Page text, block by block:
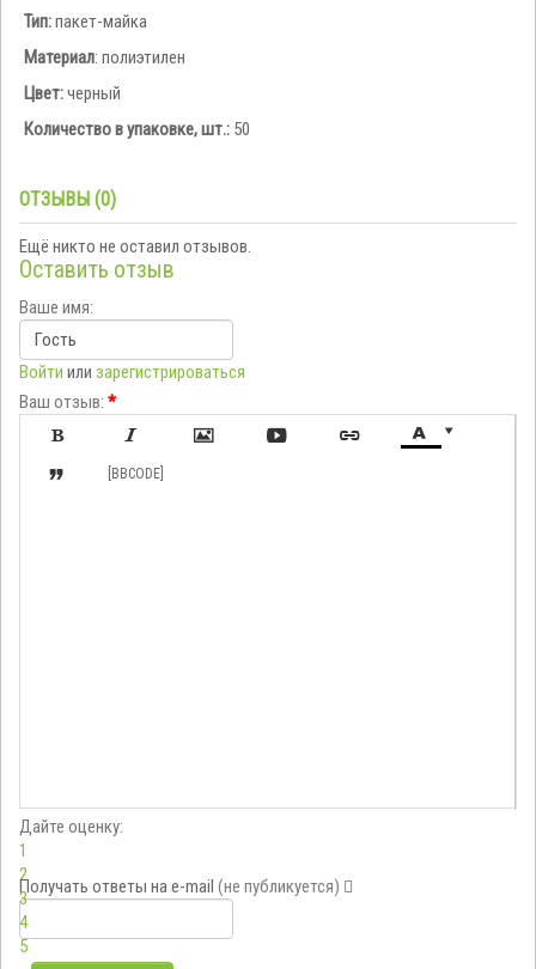
Тип:пакет-майка
Материал: полиэтилен
Цвет:черный
Количество в упаковке, шт.: 50
ОТЗЫВЫ (0)
Ещё никто не оставил отзывов.
Оставить отзыв
Ваше имя:
Войти или зарегистрироваться
Ваш отзыв: *

     
 [BBCODE]
Дайте оценку:
1
2
3
4
5
Получать ответы на e-mail (не публикуется)